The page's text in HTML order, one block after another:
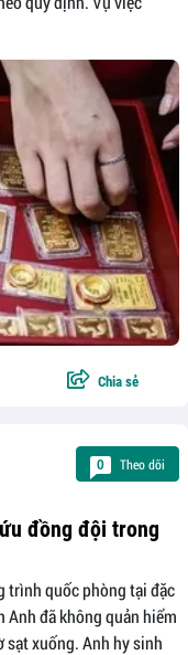
Chia sẻ
0 Theo dõi
đồng đội trong
trình quốc phòng tại đặc
Anh đã không quản hiểm
sạt xuống. Anh hy sinh